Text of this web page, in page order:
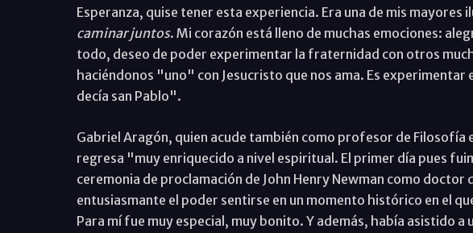
Esperanza, quise tener esta experiencia. Era una de mis
caminar juntos. Mi corazón está lleno de muchas emociones:
todo, deseo de poder experimentar la fraternidad con otros
haciéndonos "uno" con Jesucristo que nos ama. Es
decía san Pablo".
Gabriel Aragón, quien acude también como profesor de
regresa "muy enriquecido a nivel espiritual. El primer día pues
ceremonia de proclamación de John Henry Newman como doctor
entusiasmante el poder sentirse en un momento histórico en el
Para mí fue muy especial, muy bonito. Y además, había asistido a